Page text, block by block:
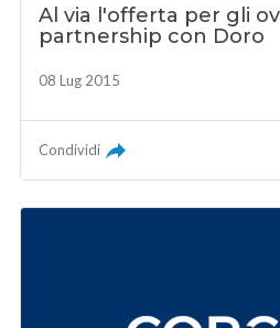
Al via l'offerta per gli
partnership con Doro
08 Lug 2015
Condividi